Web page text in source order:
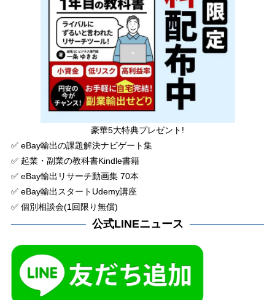
豪華5大特典プレゼント!
✅ eBay輸出の課題解決ナビゲート集
✅ 起業・副業の教科書Kindle書籍
✅ eBay輸出リサーチ動画集 70本
✅ eBay輸出スタートUdemy講座
✅ 個別相談会(1回限り無償)
公式LINEニュース